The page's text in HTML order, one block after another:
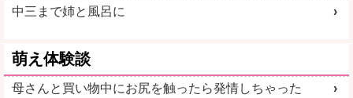
中三まで姉と風呂に
萌え体験談
母さんと買い物中にお尻を触ったら発情しちゃった